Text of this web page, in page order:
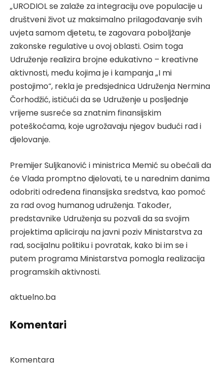
„URODIOL se zalaže za integraciju ove populacije u
društveni život uz maksimalno prilagođavanje svih
uvjeta samom djetetu, te zagovara poboljžanje
zakonske regulative u ovoj oblasti. Osim toga
Udruženje realizira brojne edukativno – kreativne
aktivnosti, među kojima je i kampanja „I mi
postojimo“, rekla je predsjednica Udruženja Nermina
Čorhodžić, ističući da se Udruženje u posljednje
vrijeme susreće sa znatnim finansijskim
poteškoćama, koje ugrožavaju njegov budući rad i
djelovanje.
Premijer Suljkanović i ministrica Memić su obećali da
će Vlada promptno djelovati, te u narednim danima
odobriti određena finansijska sredstva, kao pomoć
za rad ovog humanog udruženja. Također,
predstavnike Udruženja su pozvali da sa svojim
projektima apliciraju na javni poziv Ministarstva za
rad, socijalnu politiku i povratak, kako bi im se i
putem programa Ministarstva pomogla realizacija
programskih aktivnosti.
aktuelno.ba
Komentari
Komentara